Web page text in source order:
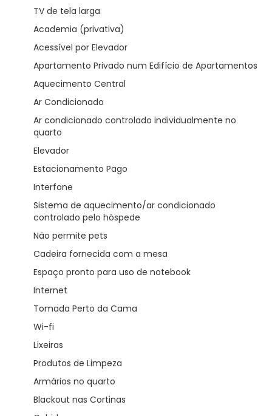
TV de tela larga
Academia (privativa)
Acessível por Elevador
Apartamento Privado num Edifício de Apartamentos
Aquecimento Central
Ar Condicionado
Ar condicionado controlado individualmente no
quarto
Elevador
Estacionamento Pago
Interfone
Sistema de aquecimento/ar condicionado
controlado pelo hóspede
Não permite pets
Cadeira fornecida com a mesa
Espaço pronto para uso de notebook
Internet
Tomada Perto da Cama
Wi-fi
Lixeiras
Produtos de Limpeza
Armários no quarto
Blackout nas Cortinas